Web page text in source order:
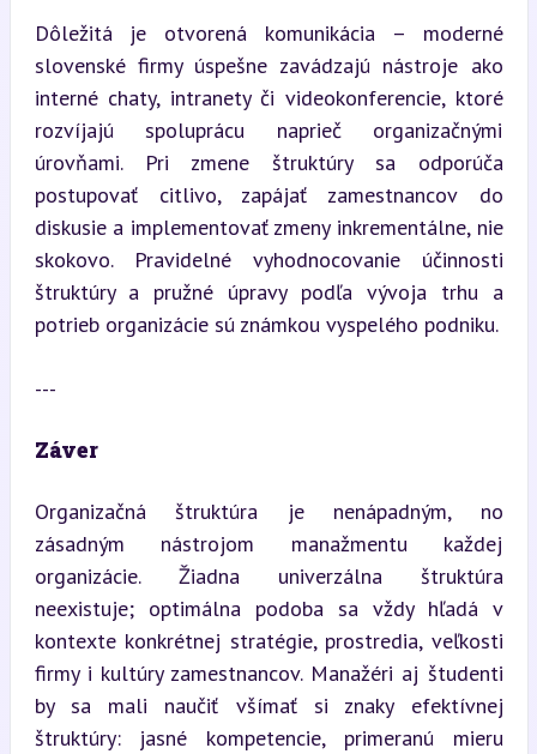
Dôležitá je otvorená komunikácia – moderné
slovenské firmy úspešne zavádzajú nástroje ako
interné chaty, intranety či videokonferencie, ktoré
rozvíjajú spoluprácu naprieč organizačnými
úrovňami. Pri zmene štruktúry sa odporúča
postupovať citlivo, zapájať zamestnancov do
diskusie a implementovať zmeny inkrementálne, nie
skokovo. Pravidelné vyhodnocovanie účinnosti
štruktúry a pružné úpravy podľa vývoja trhu a
potrieb organizácie sú známkou vyspelého podniku.
---
Záver
Organizačná štruktúra je nenápadným, no
zásadným nástrojom manažmentu každej
organizácie. Žiadna univerzálna štruktúra
neexistuje; optimálna podoba sa vždy hľadá v
kontexte konkrétnej stratégie, prostredia, veľkosti
firmy i kultúry zamestnancov. Manažéri aj študenti
by sa mali naučiť všímať si znaky efektívnej
štruktúry: jasné kompetencie, primeranú mieru